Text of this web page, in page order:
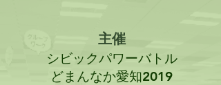
主催
シビックパワーバトル
どまんなか愛知2019